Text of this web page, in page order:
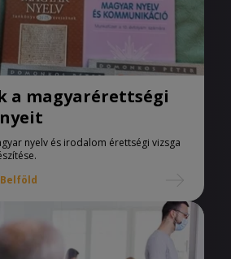
a magyarérettségi
nyelv és irodalom érettségi vizsga
Belföld